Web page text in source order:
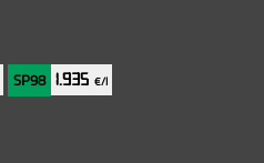
SP98 1.935 €/l